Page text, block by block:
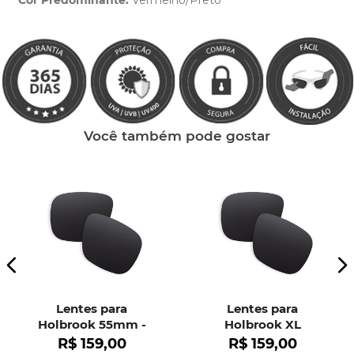
Você também pode gostar
Lentes para
Holbrook 55mm -
OO9102
R$ 159,00
Lentes para
Holbrook XL
R$ 159,00